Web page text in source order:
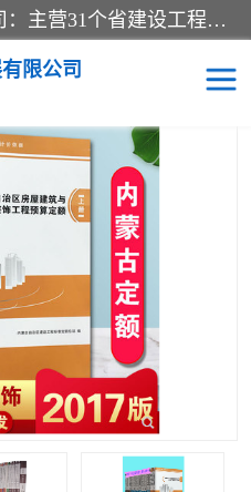
北京北腾文化发展有限公司：主营31个省建设工程预算书,工程预算软件,工程计价依据,工程造价定额,工程量清单计价定额,建设工程量消耗量定额,各行业工程预算定额,铁路定额,电力定额,矿山定额,*,黄金定额,钢铁企业检修定额,中石化安装检修定额,煤矿图书,医院书籍等.诚信的经营，在发展的同时公司不忘不断总结不断优化为客户的服务，和一如既往的热情赢得了新老客户的极高评价及青睐。
限公司
古建设工程预算定额> 新定额-内
版
预算定额
铁路建设工程预算定额
石油化工安装预算定额
石油化工概算定额数据
长输管道工程检修维修预